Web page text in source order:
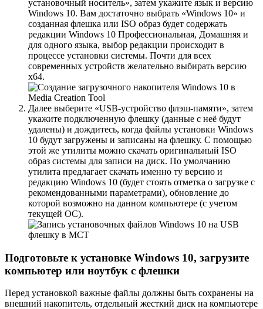
установочный носитель», затем укажите язык и версию
Windows 10. Вам достаточно выбрать «Windows 10» и
созданная флешка или ISO образ будет содержать
редакции Windows 10 Профессиональная, Домашняя и
для одного языка, выбор редакции происходит в
процессе установки системы. Почти для всех
современных устройств желательно выбирать версию
x64.
Далее выберите «USB-устройство флэш-памяти», затем
укажите подключенную флешку (данные с неё будут
удалены) и дождитесь, когда файлы установки Windows
10 будут загружены и записаны на флешку. С помощью
этой же утилиты можно скачать оригинальный ISO
образ системы для записи на диск. По умолчанию
утилита предлагает скачать именно ту версию и
редакцию Windows 10 (будет стоять отметка о загрузке с
рекомендованными параметрами), обновление до
которой возможно на данном компьютере (с учетом
текущей ОС).
Подготовьте к установке Windows 10, загрузите
компьютер или ноутбук с флешки
Перед установкой важные файлы должны быть сохранены на
внешний накопитель, отдельный жесткий диск на компьютере